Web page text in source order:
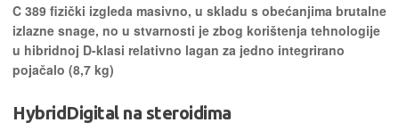
C 389 fizički izgleda masivno, u skladu s obećanjima brutalne
izlazne snage, no u stvarnosti je zbog korištenja tehnologije
u hibridnoj D-klasi relativno lagan za jedno integrirano
pojačalo (8,7 kg)
HybridDigital na steroidima